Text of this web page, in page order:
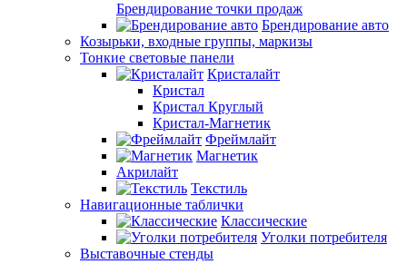
Брендирование точки продаж
Брендирование авто
Козырьки, входные группы, маркизы
Тонкие световые панели
Кристалайт
Кристал
Кристал Круглый
Кристал-Магнетик
Фреймлайт
Магнетик
Акрилайт
Текстиль
Навигационные таблички
Классические
Уголки потребителя
Выставочные стенды